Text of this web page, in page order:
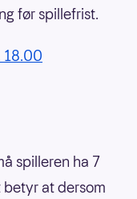
før spillefrist.
18.00
spilleren ha 7
at dersom